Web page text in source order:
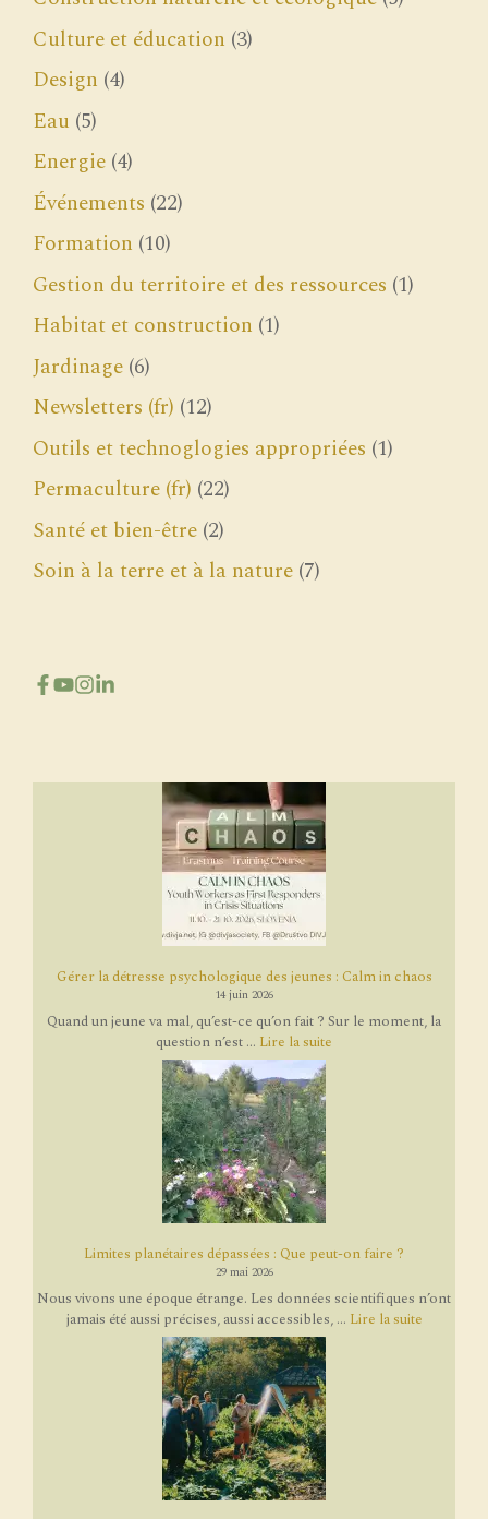
Culture et éducation (3)
Design (4)
Eau (5)
Energie (4)
Événements (22)
Formation (10)
Gestion du territoire et des ressources (1)
Habitat et construction (1)
Jardinage (6)
Newsletters (fr) (12)
Outils et technoglogies appropriées (1)
Permaculture (fr) (22)
Santé et bien-être (2)
Soin à la terre et à la nature (7)
Gérer la détresse psychologique des jeunes : Calm in chaos
14 juin 2026
Quand un jeune va mal, qu’est-ce qu’on fait ? Sur le moment, la
question n’est ... Lire la suite
Limites planétaires dépassées : Que peut-on faire ?
29 mai 2026
Nous vivons une époque étrange. Les données scientifiques n’ont
jamais été aussi précises, aussi accessibles, ... Lire la suite